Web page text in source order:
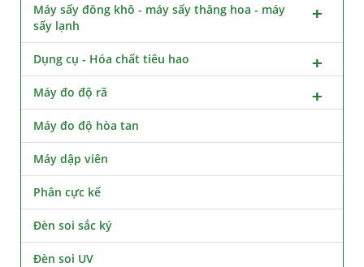
Máy sấy đông khô - máy sấy thăng hoa - máy
sấy lạnh
Dụng cụ - Hóa chất tiêu hao
Máy đo độ rã
Máy đo độ hòa tan
Máy dập viên
Phân cực kế
Đèn soi sắc ký
Đèn soi UV